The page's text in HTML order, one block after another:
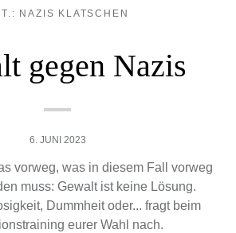
NAZIS KLATSCHEN
gegen Nazis
6. JUNI 2023
vorweg, was in diesem Fall vorweg
muss: Gewalt ist keine Lösung.
Dummheit oder... fragt beim
eurer Wahl nach.